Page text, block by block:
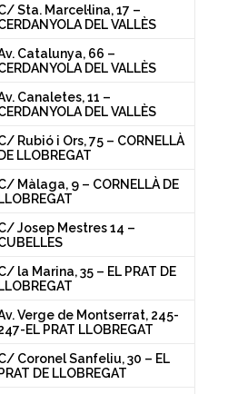
Sta. Marcel·lina, 17 –
DEL VALLÈS
Catalunya, 66 –
DEL VALLÈS
Canaletes, 11 –
DEL VALLÈS
Rubió i Ors, 75 – CORNELLÀ
DE LLOBREGAT
Màlaga, 9 – CORNELLÀ DE
LLOBREGAT
Josep Mestres 14 –
la Marina, 35 – EL PRAT DE
LLOBREGAT
Verge de Montserrat, 245-
EL PRAT LLOBREGAT
Coronel Sanfeliu, 30 – EL
PRAT DE LLOBREGAT